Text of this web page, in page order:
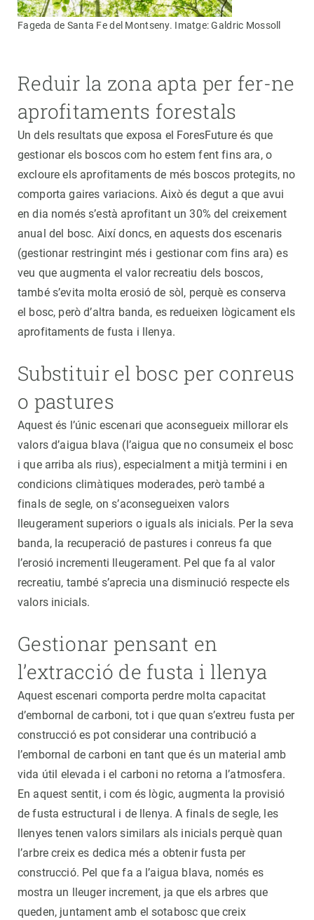
Fageda de Santa Fe del Montseny. Imatge: Galdric Mossoll
Reduir la zona apta per fer-ne
aprofitaments forestals
Un dels resultats que exposa el ForesFuture és que
gestionar els boscos com ho estem fent fins ara, o
excloure els aprofitaments de més boscos protegits, no
comporta gaires variacions. Això és degut a que avui
en dia només s’està aprofitant un 30% del creixement
anual del bosc. Així doncs, en aquests dos escenaris
(gestionar restringint més i gestionar com fins ara) es
veu que augmenta el valor recreatiu dels boscos,
també s’evita molta erosió de sòl, perquè es conserva
el bosc, però d’altra banda, es redueixen lògicament els
aprofitaments de fusta i llenya.
Substituir el bosc per conreus
o pastures
Aquest és l’únic escenari que aconsegueix millorar els
valors d’aigua blava (l’aigua que no consumeix el bosc
i que arriba als rius), especialment a mitjà termini i en
condicions climàtiques moderades, però també a
finals de segle, on s’aconsegueixen valors
lleugerament superiors o iguals als inicials. Per la seva
banda, la recuperació de pastures i conreus fa que
l’erosió incrementi lleugerament. Pel que fa al valor
recreatiu, també s’aprecia una disminució respecte els
valors inicials.
Gestionar pensant en
l’extracció de fusta i llenya
Aquest escenari comporta perdre molta capacitat
d’embornal de carboni, tot i que quan s’extreu fusta per
construcció es pot considerar una contribució a
l’embornal de carboni en tant que és un material amb
vida útil elevada i el carboni no retorna a l’atmosfera.
En aquest sentit, i com és lògic, augmenta la provisió
de fusta estructural i de llenya. A finals de segle, les
llenyes tenen valors similars als inicials perquè quan
l’arbre creix es dedica més a obtenir fusta per
construcció. Pel que fa a l’aigua blava, només es
mostra un lleuger increment, ja que els arbres que
queden, juntament amb el sotabosc que creix